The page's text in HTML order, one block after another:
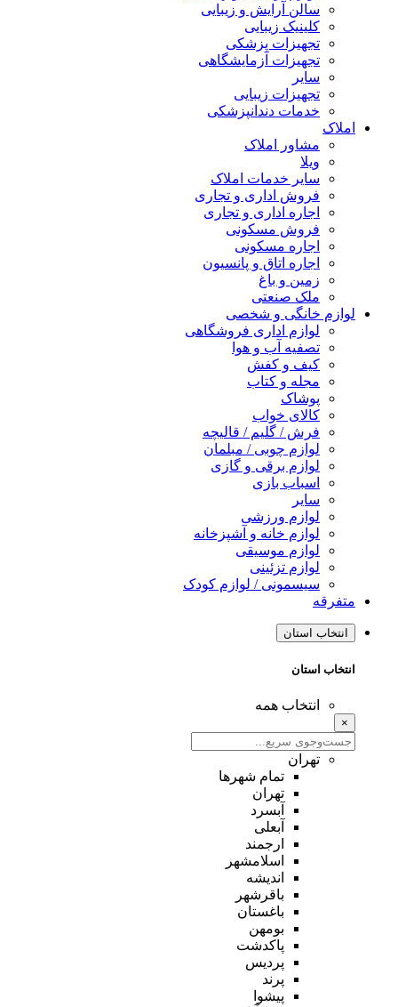
سالن آرایش و زیبایی
کلینیک زیبایی
تجهیزات پزشکی
تجهیزات آزمایشگاهی
سایر
تجهیزات زیبایی
خدمات دندانپزشکی
املاک
مشاور املاک
ویلا
سایر خدمات املاک
فروش اداری و تجاری
اجاره اداری و تجاری
فروش مسکونی
اجاره مسکونی
اجاره اتاق و پانسیون
زمین و باغ
ملک صنعتی
لوازم خانگی و شخصی
لوازم اداری فروشگاهی
تصفیه آب و هوا
کیف و کفش
مجله و کتاب
پوشاک
کالای خواب
فرش / گلیم / قالیچه
لوازم چوبی / مبلمان
لوازم برقی و گازی
اسباب بازی
سایر
لوازم ورزشی
لوازم خانه و آشپزخانه
لوازم موسیقی
لوازم تزئینی
سیسمونی / لوازم کودک
متفرقه
انتخاب استان
انتخاب استان
انتخاب همه
×
تهران
تمام شهر‌ها
تهران
آبسرد
آبعلی
ارجمند
اسلامشهر
اندیشه
باقرشهر
باغستان
بومهن
پاکدشت
پردیس
پرند
پیشوا